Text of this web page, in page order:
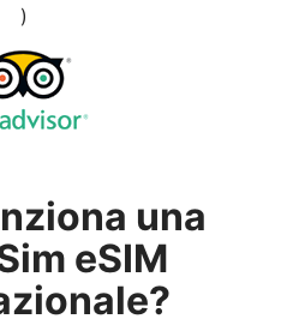
)
una
eSIM